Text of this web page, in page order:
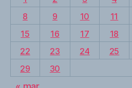
8
9 10 11
15
16 17 18
22
23 24 25
29
30